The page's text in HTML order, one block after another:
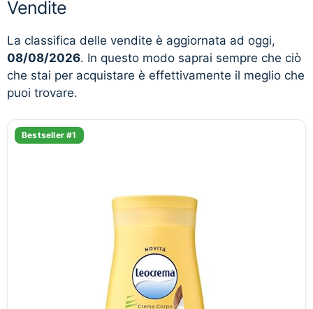
Vendite
La classifica delle vendite è aggiornata ad oggi,
08/08/2026. In questo modo saprai sempre che ciò
che stai per acquistare è effettivamente il meglio che
puoi trovare.
Bestseller #1